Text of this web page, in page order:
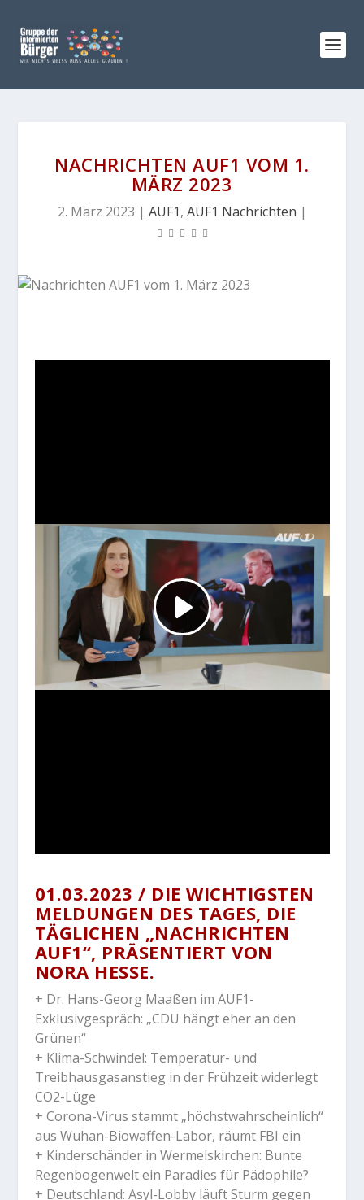
NACHRICHTEN AUF1 VOM 1.
MÄRZ 2023
2. März 2023 | AUF1, AUF1 Nachrichten |
01.03.2023 / DIE WICHTIGSTEN
MELDUNGEN DES TAGES, DIE
TÄGLICHEN „NACHRICHTEN
AUF1“, PRÄSENTIERT VON
NORA HESSE.
+ Dr. Hans-Georg Maaßen im AUF1-
Exklusivgespräch: „CDU hängt eher an den
Grünen“
+ Klima-Schwindel: Temperatur- und
Treibhausgasanstieg in der Frühzeit widerlegt
CO2-Lüge
+ Corona-Virus stammt „höchstwahrscheinlich“
aus Wuhan-Biowaffen-Labor, räumt FBI ein
+ Kinderschänder in Wermelskirchen: Bunte
Regenbogenwelt ein Paradies für Pädophile?
+ Deutschland: Asyl-Lobby läuft Sturm gegen